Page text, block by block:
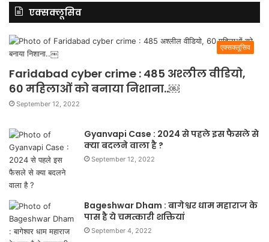
एक्सक्लूसिव
एक्सक्लूसिव
Faridabad cyber crime : 485 अश्लील वीडियो,
60 महिलाओं को बनाया निशाना..￼
September 12, 2022
Gyanvapi Case : 2024 से पहले इस फैसले से
क्या बदलने वाला है ?
September 12, 2022
Bageshwar Dham : बागेश्वर धाम महाराज के
पास है ये चमत्कारी शक्तियां
September 4, 2022